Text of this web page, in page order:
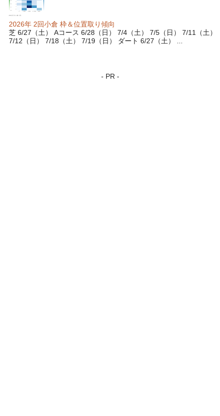
2026年 2回小倉 枠＆位置取り傾向
芝 6/27（土） Aコース 6/28（日） 7/4（土） 7/5（日） 7/11（土）
7/12（日） 7/18（土） 7/19（日） ダート 6/27（土） ...
- PR -